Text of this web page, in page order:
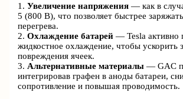
1.Увеличение напряжения — как в
5 (800 В), что позволяет быстрее
перегрева.
2.Охлаждение батарей — Tesla активно
жидкостное охлаждение, чтобы ускорить
повреждения ячеек.
3. Альтернативные материалы — GAC
интегрировав графен в аноды батареи,
сопротивление и повышая проводимость.